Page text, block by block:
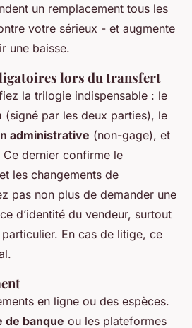
un remplacement tous les
votre sérieux - et augmente
une baisse.
lors du transfert
la trilogie indispensable : le
(signé par les deux parties), le
administrative (non-gage), et
Ce dernier confirme le
les changements de
pas non plus de demander une
d’identité du vendeur, surtout
En cas de litige, ce
en ligne ou des espèces.
de banque ou les plateformes